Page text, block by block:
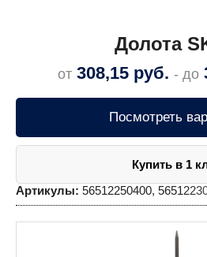
Долота
от 308,15 руб. - до
Посмотреть
Купить в 1
Артикулы: 56512250400,